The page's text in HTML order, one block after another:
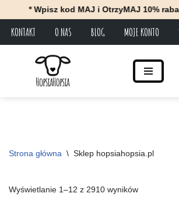
kod MAJ i OtrzyMAJ 10% rabatu przy
KONTAKT O NAS BLOG MOJE KONTO
Strona główna \ Sklep hopsiahopsia.pl
Wyświetlanie 1–12 z 2910 wyników